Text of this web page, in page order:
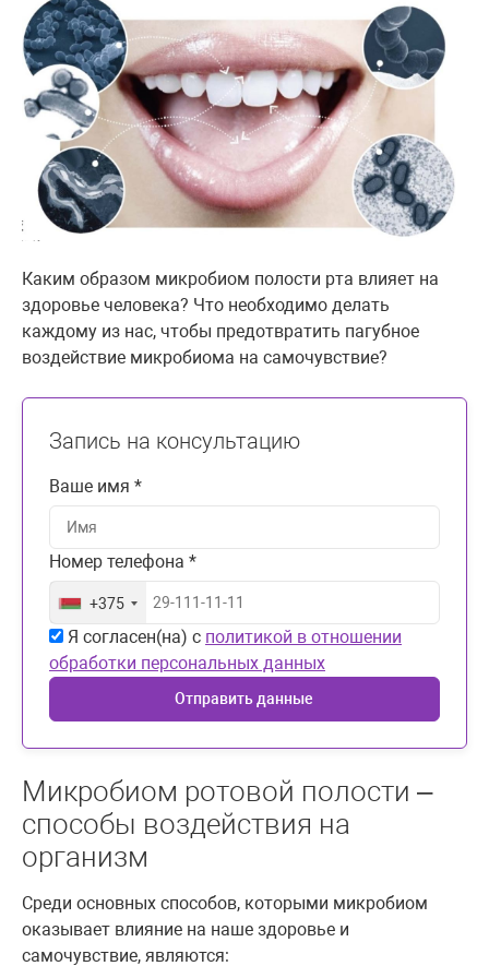
Каким образом микробиом полости рта влияет на
здоровье человека? Что необходимо делать
каждому из нас, чтобы предотвратить пагубное
воздействие микробиома на самочувствие?
Запись на консультацию
Ваше имя *
Номер телефона *
+375
Я согласен(на) с политикой в отношении
обработки персональных данных
Отправить данные
Микробиом ротовой полости –
способы воздействия на
организм
Среди основных способов, которыми микробиом
оказывает влияние на наше здоровье и
самочувствие, являются: